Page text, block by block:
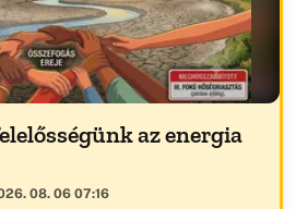
az energia
08. 06 07:16